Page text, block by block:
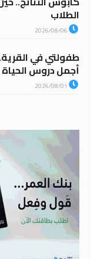
الطلاب
طفولتي في
أجمل دروس الحياة